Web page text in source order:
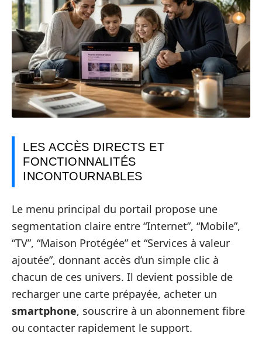
LES ACCÈS DIRECTS ET
FONCTIONNALITÉS
INCONTOURNABLES
Le menu principal du portail propose une
segmentation claire entre “Internet”, “Mobile”,
“TV”, “Maison Protégée” et “Services à valeur
ajoutée”, donnant accès d’un simple clic à
chacun de ces univers. Il devient possible de
recharger une carte prépayée, acheter un
smartphone, souscrire à un abonnement fibre
ou contacter rapidement le support.